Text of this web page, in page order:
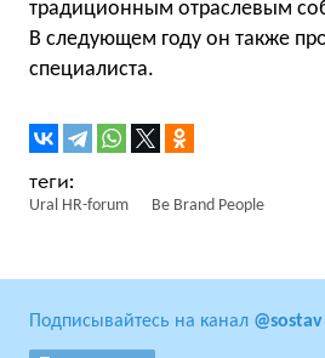
традиционным отраслевым
В следующем году он также
специалиста.
Ural HR-forum Be Brand People
Подписывайтесь на канал @sostav